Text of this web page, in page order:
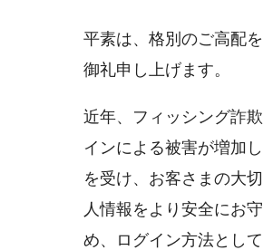
平素は、格別のご高配
御礼申し上げます。
近年、フィッシング詐
インによる被害が増加
を受け、お客さまの大
人情報をより安全にお
め、ログイン方法とし